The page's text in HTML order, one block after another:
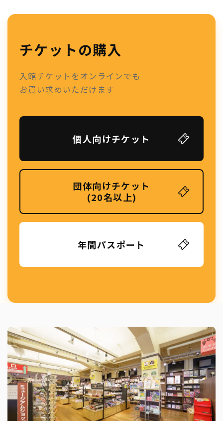
チケットの購入
入館チケットをオンラインでも
お買い求めいただけます
個人向けチケット
団体向けチケット
(20名以上)
年間パスポート